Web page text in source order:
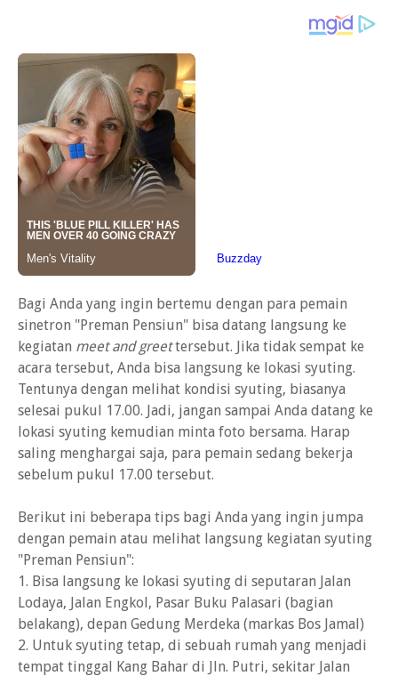
Bagi Anda yang ingin bertemu dengan para pemain
sinetron "Preman Pensiun" bisa datang langsung ke
kegiatan meet and greettersebut. Jika tidak sempat ke
acara tersebut, Anda bisa langsung ke lokasi syuting.
Tentunya dengan melihat kondisi syuting, biasanya
selesai pukul 17.00. Jadi, jangan sampai Anda datang ke
lokasi syuting kemudian minta foto bersama. Harap
saling menghargai saja, para pemain sedang bekerja
sebelum pukul 17.00 tersebut.
Berikut ini beberapa tips bagi Anda yang ingin jumpa
dengan pemain atau melihat langsung kegiatan syuting
"Preman Pensiun":
1. Bisa langsung ke lokasi syuting di seputaran Jalan
Lodaya, Jalan Engkol, Pasar Buku Palasari (bagian
belakang), depan Gedung Merdeka (markas Bos Jamal)
2. Untuk syuting tetap, di sebuah rumah yang menjadi
tempat tinggal Kang Bahar di Jln. Putri, sekitar Jalan